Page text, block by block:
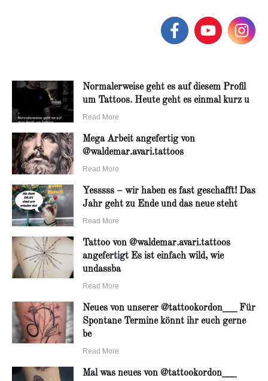
Normalerweise geht es auf diesem Profil
um Tattoos. Heute geht es einmal kurz u
Read More
Mega Arbeit angefertig von
@waldemar.avari.tattoos
Read More
Yesssss – wir haben es fast geschafft! Das
Jahr geht zu Ende und das neue steht
Read More
Tattoo von @waldemar.avari.tattoos
angefertigt Es ist einfach wild, wie
undassba
Read More
Neues von unserer @tattookordon___ Für
Spontane Termine könnt ihr euch gerne
be
Read More
Mal was neues von @tattookordon___